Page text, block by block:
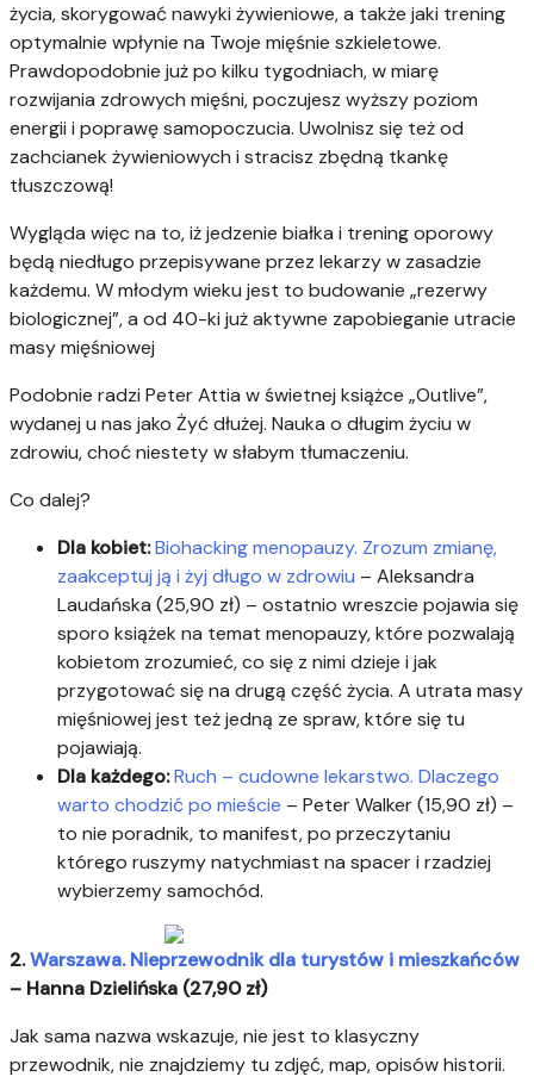
życia, skorygować nawyki żywieniowe, a także jaki trening
optymalnie wpłynie na Twoje mięśnie szkieletowe.
Prawdopodobnie już po kilku tygodniach, w miarę
rozwijania zdrowych mięśni, poczujesz wyższy poziom
energii i poprawę samopoczucia. Uwolnisz się też od
zachcianek żywieniowych i stracisz zbędną tkankę
tłuszczową!
Wygląda więc na to, iż jedzenie białka i trening oporowy
będą niedługo przepisywane przez lekarzy w zasadzie
każdemu. W młodym wieku jest to budowanie „rezerwy
biologicznej”, a od 40-ki już aktywne zapobieganie utracie
masy mięśniowej
Podobnie radzi Peter Attia w świetnej książce „Outlive”,
wydanej u nas jako Żyć dłużej. Nauka o długim życiu w
zdrowiu, choć niestety w słabym tłumaczeniu.
Co dalej?
Dla kobiet:Biohacking menopauzy. Zrozum zmianę,
zaakceptuj ją i żyj długo w zdrowiu – Aleksandra
Laudańska (25,90 zł) – ostatnio wreszcie pojawia się
sporo książek na temat menopauzy, które pozwalają
kobietom zrozumieć, co się z nimi dzieje i jak
przygotować się na drugą część życia. A utrata masy
mięśniowej jest też jedną ze spraw, które się tu
pojawiają.
Dla każdego:Ruch – cudowne lekarstwo. Dlaczego
warto chodzić po mieście – Peter Walker (15,90 zł) –
to nie poradnik, to manifest, po przeczytaniu
którego ruszymy natychmiast na spacer i rzadziej
wybierzemy samochód.
2.Warszawa. Nieprzewodnik dla turystów i mieszkańców
– Hanna Dzielińska (27,90 zł)
Jak sama nazwa wskazuje, nie jest to klasyczny
przewodnik, nie znajdziemy tu zdjęć, map, opisów historii.